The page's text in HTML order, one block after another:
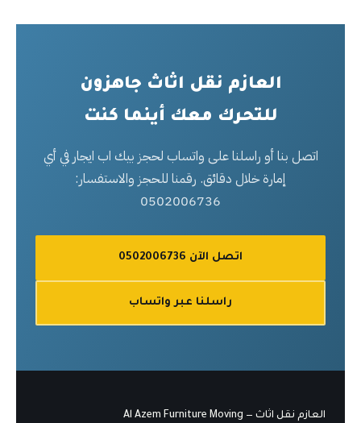
العازم نقل اثاث جاهزون
للتحرك معك أينما كنت
اتصل بنا أو راسلنا على واتساب لحجز بيك اب ايجار في أي
إمارة خلال دقائق. رقمنا للحجز والاستفسار:
0502006736
اتصل الآن 0502006736
راسلنا عبر واتساب
العازم نقل اثاث — Al Azem Furniture Moving